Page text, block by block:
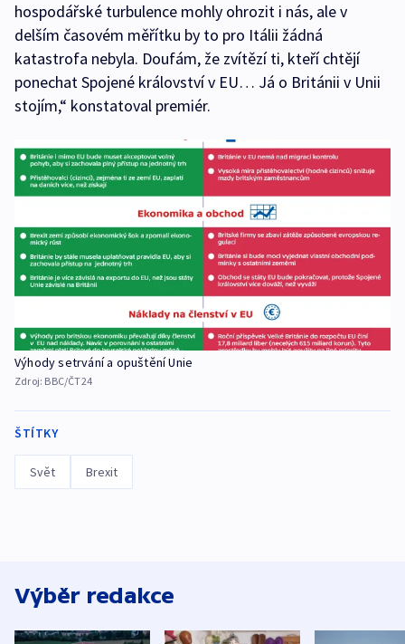
hospodářské turbulence mohly ohrozit i nás, ale v
delším časovém měřítku by to pro Itálii žádná
katastrofa nebyla. Doufám, že zvítězí ti, kteří chtějí
ponechat Spojené království v EU… Já o Británii v Unii
stojím,“ konstatoval premiér.
Výhody setrvání a opuštění Unie
Zdroj: BBC/ČT24
ŠTÍTKY
Svět Brexit
Výběr redakce